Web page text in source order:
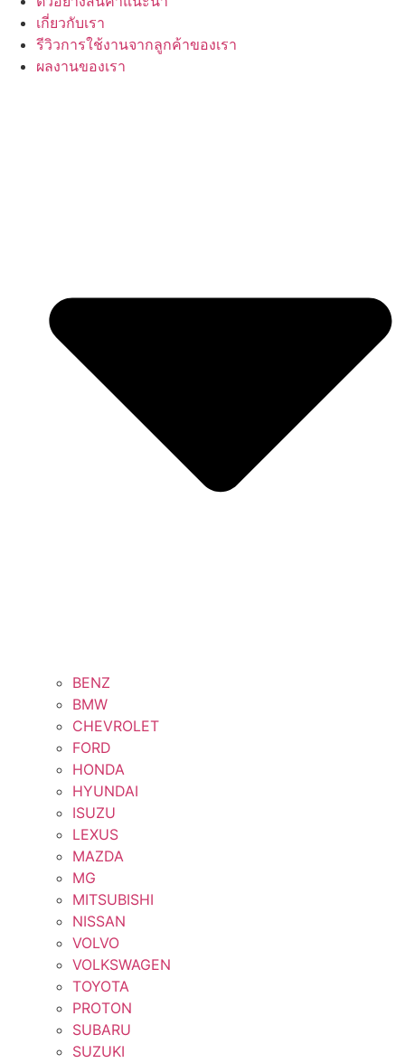
เกี่ยวกับเรา
รีวิวการใช้งานจากลูกค้าของเรา
ผลงานของเรา
BENZ
BMW
CHEVROLET
FORD
HONDA
HYUNDAI
ISUZU
LEXUS
MAZDA
MG
MITSUBISHI
NISSAN
VOLVO
VOLKSWAGEN
TOYOTA
PROTON
SUBARU
SUZUKI